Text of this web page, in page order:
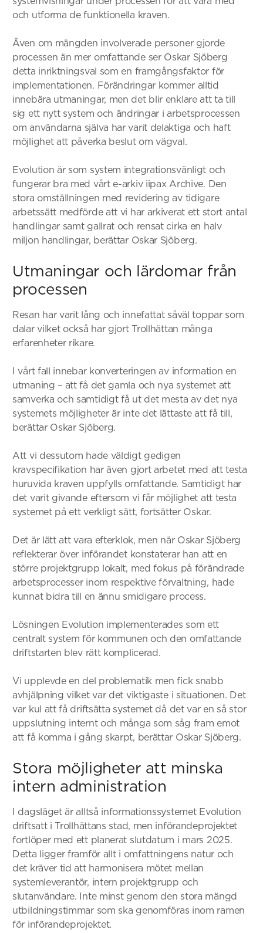
och utforma de funktionella kraven.
Även om mängden involverade personer gjorde
processen än mer omfattande ser Oskar Sjöberg
detta inriktningsval som en framgångsfaktor för
implementationen. Förändringar kommer alltid
innebära utmaningar, men det blir enklare att ta till
sig ett nytt system och ändringar i arbetsprocessen
om användarna själva har varit delaktiga och haft
möjlighet att påverka beslut om vägval.
Evolution är som system integrationsvänligt och
fungerar bra med vårt e-arkiv iipax Archive. Den
stora omställningen med revidering av tidigare
arbetssätt medförde att vi har arkiverat ett stort antal
handlingar samt gallrat och rensat cirka en halv
miljon handlingar, berättar Oskar Sjöberg.
Utmaningar och lärdomar från
processen
Resan har varit lång och innefattat såväl toppar som
dalar vilket också har gjort Trollhättan många
erfarenheter rikare.
I vårt fall innebar konverteringen av information en
utmaning – att få det gamla och nya systemet att
samverka och samtidigt få ut det mesta av det nya
systemets möjligheter är inte det lättaste att få till,
berättar Oskar Sjöberg.
Att vi dessutom hade väldigt gedigen
kravspecifikation har även gjort arbetet med att testa
huruvida kraven uppfylls omfattande. Samtidigt har
det varit givande eftersom vi får möjlighet att testa
systemet på ett verkligt sätt, fortsätter Oskar.
Det är lätt att vara efterklok, men när Oskar Sjöberg
reflekterar över införandet konstaterar han att en
större projektgrupp lokalt, med fokus på förändrade
arbetsprocesser inom respektive förvaltning, hade
kunnat bidra till en ännu smidigare process.
Lösningen Evolution implementerades som ett
centralt system för kommunen och den omfattande
driftstarten blev rätt komplicerad.
Vi upplevde en del problematik men fick snabb
avhjälpning vilket var det viktigaste i situationen. Det
var kul att få driftsätta systemet då det var en så stor
uppslutning internt och många som såg fram emot
att få komma i gång skarpt, berättar Oskar Sjöberg.
Stora möjligheter att minska
intern administration
I dagsläget är alltså informationssystemet Evolution
driftsatt i Trollhättans stad, men införandeprojektet
fortlöper med ett planerat slutdatum i mars 2025.
Detta ligger framför allt i omfattningens natur och
det kräver tid att harmonisera mötet mellan
systemleverantör, intern projektgrupp och
slutanvändare. Inte minst genom den stora mängd
utbildningstimmar som ska genomföras inom ramen
för införandeprojektet.